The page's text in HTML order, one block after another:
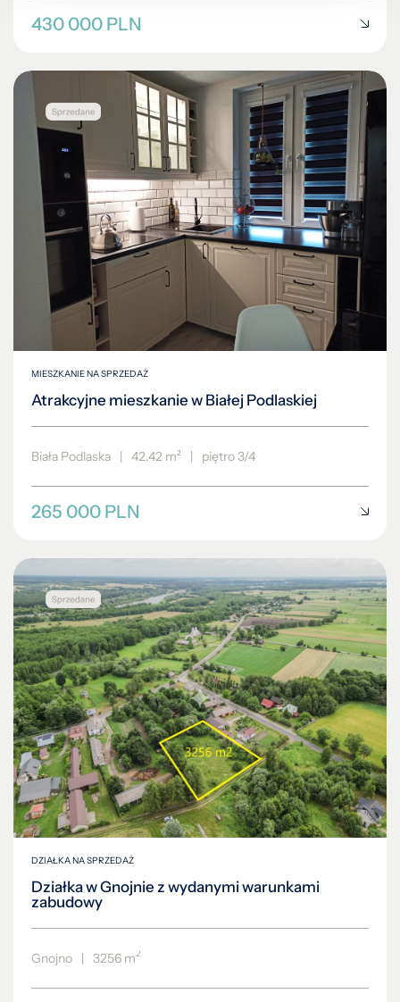
430 000 PLN
MIESZKANIE NA SPRZEDAŻ
Atrakcyjne mieszkanie w Białej Podlaskiej
Biała Podlaska | 42.42 m² | piętro 3/4
265 000 PLN
DZIAŁKA NA SPRZEDAŻ
Działka w Gnojnie z wydanymi warunkami
zabudowy
Gnojno | 3256 m2